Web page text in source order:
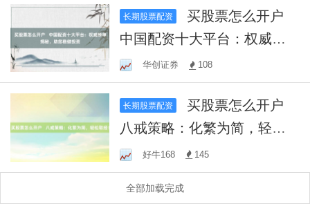
长期股票配资
买股票怎么开户
中国配资十大平台：权威榜
单揭秘，助您稳健投资
华创证券 108
长期股票配资
买股票怎么开户
八戒策略：化繁为简，轻松
取经！
好牛168 145
全部加载完成